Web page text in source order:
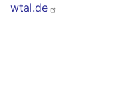
wtal.de